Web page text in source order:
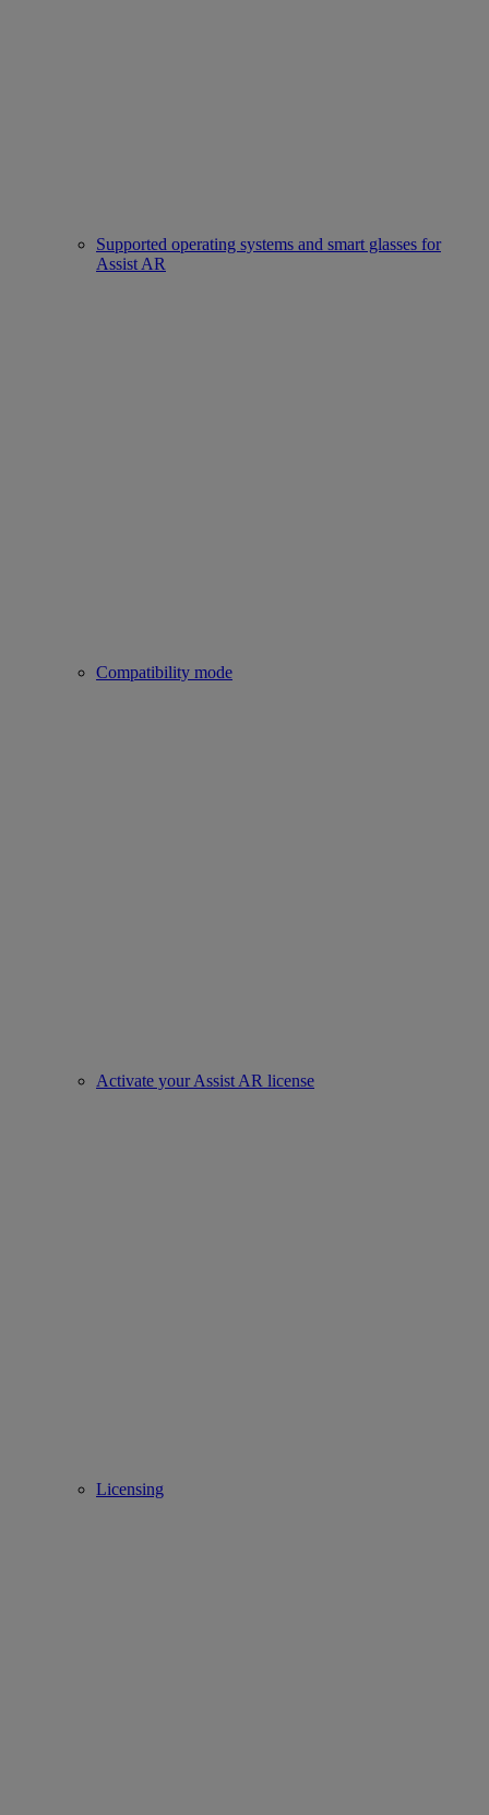
Supported operating systems and smart glasses for
Assist AR
Compatibility mode
Activate your Assist AR license
Licensing